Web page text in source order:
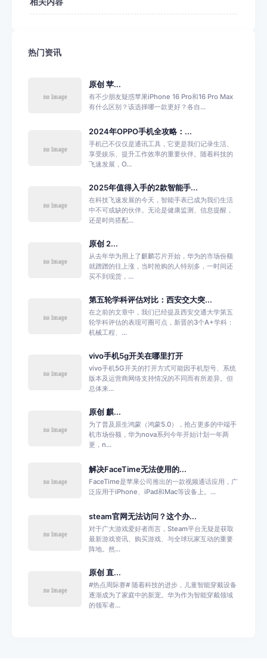
热门资讯
原创 苹...
有不少朋友疑惑苹果iPhone 16 Pro和16 Pro Max
有什么区别？该选择哪一款更好？各自...
2024年OPPO手机全攻略：...
手机已不仅仅是通讯工具，它更是我们记录生活、
享受娱乐、提升工作效率的重要伙伴。随着科技的
飞速发展，O...
2025年值得入手的2款智能手...
在科技飞速发展的今天，智能手表已成为我们生活
中不可或缺的伙伴。无论是健康监测、信息提醒，
还是时尚搭配...
原创 2...
从去年华为用上了麒麟芯片开始，华为的市场份额
就蹭蹭的往上涨，当时抢购的人特别多，一时间还
买不到现货，...
第五轮学科评估对比：西安交大突...
在之前的文章中，我们已经提及西安交通大学第五
轮学科评估的表现可圈可点，新晋的3个A+学科：
机械工程、...
vivo手机5g开关在哪里打开
vivo手机5G开关的打开方式可能因手机型号、系统
版本及运营商网络支持情况的不同而有所差异。但
总体来...
原创 麒...
为了普及原生鸿蒙（鸿蒙5.0），抢占更多的中端手
机市场份额，华为nova系列今年开始计划一年两
更，n...
解决FaceTime无法使用的...
FaceTime是苹果公司推出的一款视频通话应用，广
泛应用于iPhone、iPad和Mac等设备上。...
steam官网无法访问？这个办...
对于广大游戏爱好者而言，Steam平台无疑是获取
最新游戏资讯、购买游戏、与全球玩家互动的重要
阵地。然...
原创 直...
#热点周际赛# 随着科技的进步，儿童智能穿戴设备
逐渐成为了家庭中的新宠。华为作为智能穿戴领域
的领军者...